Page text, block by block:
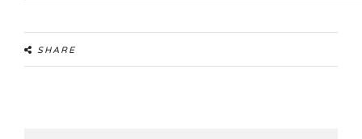
SHARE